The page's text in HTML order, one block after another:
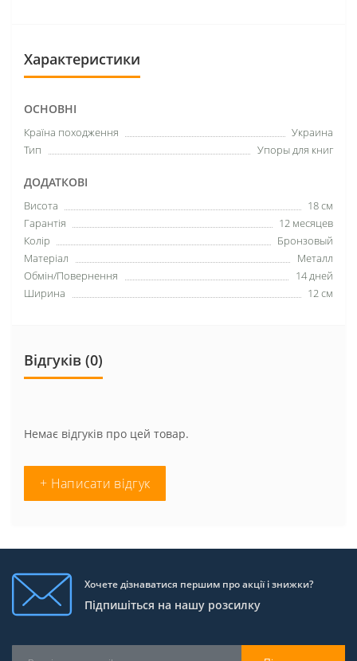
Характеристики
ОСНОВНІ
Країна походження
Украина
Тип
Упоры для книг
ДОДАТКОВІ
Висота
18 см
Гарантія
12 месяцев
Колір
Бронзовый
Матеріал
Металл
Обмін/Повернення
14 дней
Ширина
12 см
Відгуків (0)
Немає відгуків про цей товар.
+ Написати відгук
Хочете дізнаватися першим про акції і знижки?
Підпишіться на нашу розсилку